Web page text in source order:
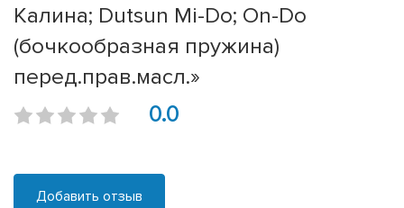
Калина; Dutsun Mi-Do; On-Do
(бочкообразная пружина)
перед.прав.масл.»
0.0
Добавить отзыв